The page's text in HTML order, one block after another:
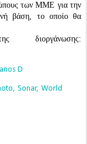
των ΜΜΕ για την
βάση, το οποίο θα
D
Sonar World